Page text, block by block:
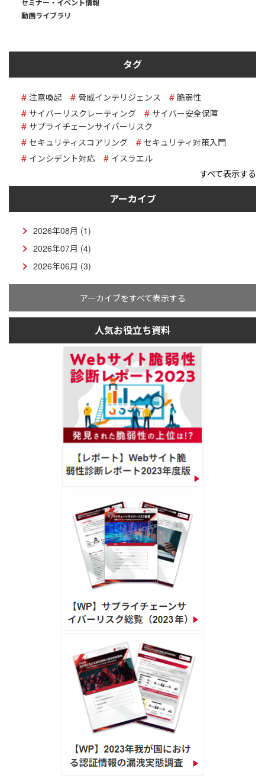
セミナー・イベント情報
動画ライブラリ
タグ
注意喚起 脅威インテリジェンス
脆弱性
サイバーリスクレーティング
サイバー安全保障
サプライチェーンサイバーリスク
セキュリティスコアリング
セキュリティ対策入門
インシデント対応
イスラエル
すべて表示する
アーカイブ
2026年08月 (1)
2026年07月 (4)
2026年06月 (3)
アーカイブをすべて表示する
人気お役立ち資料